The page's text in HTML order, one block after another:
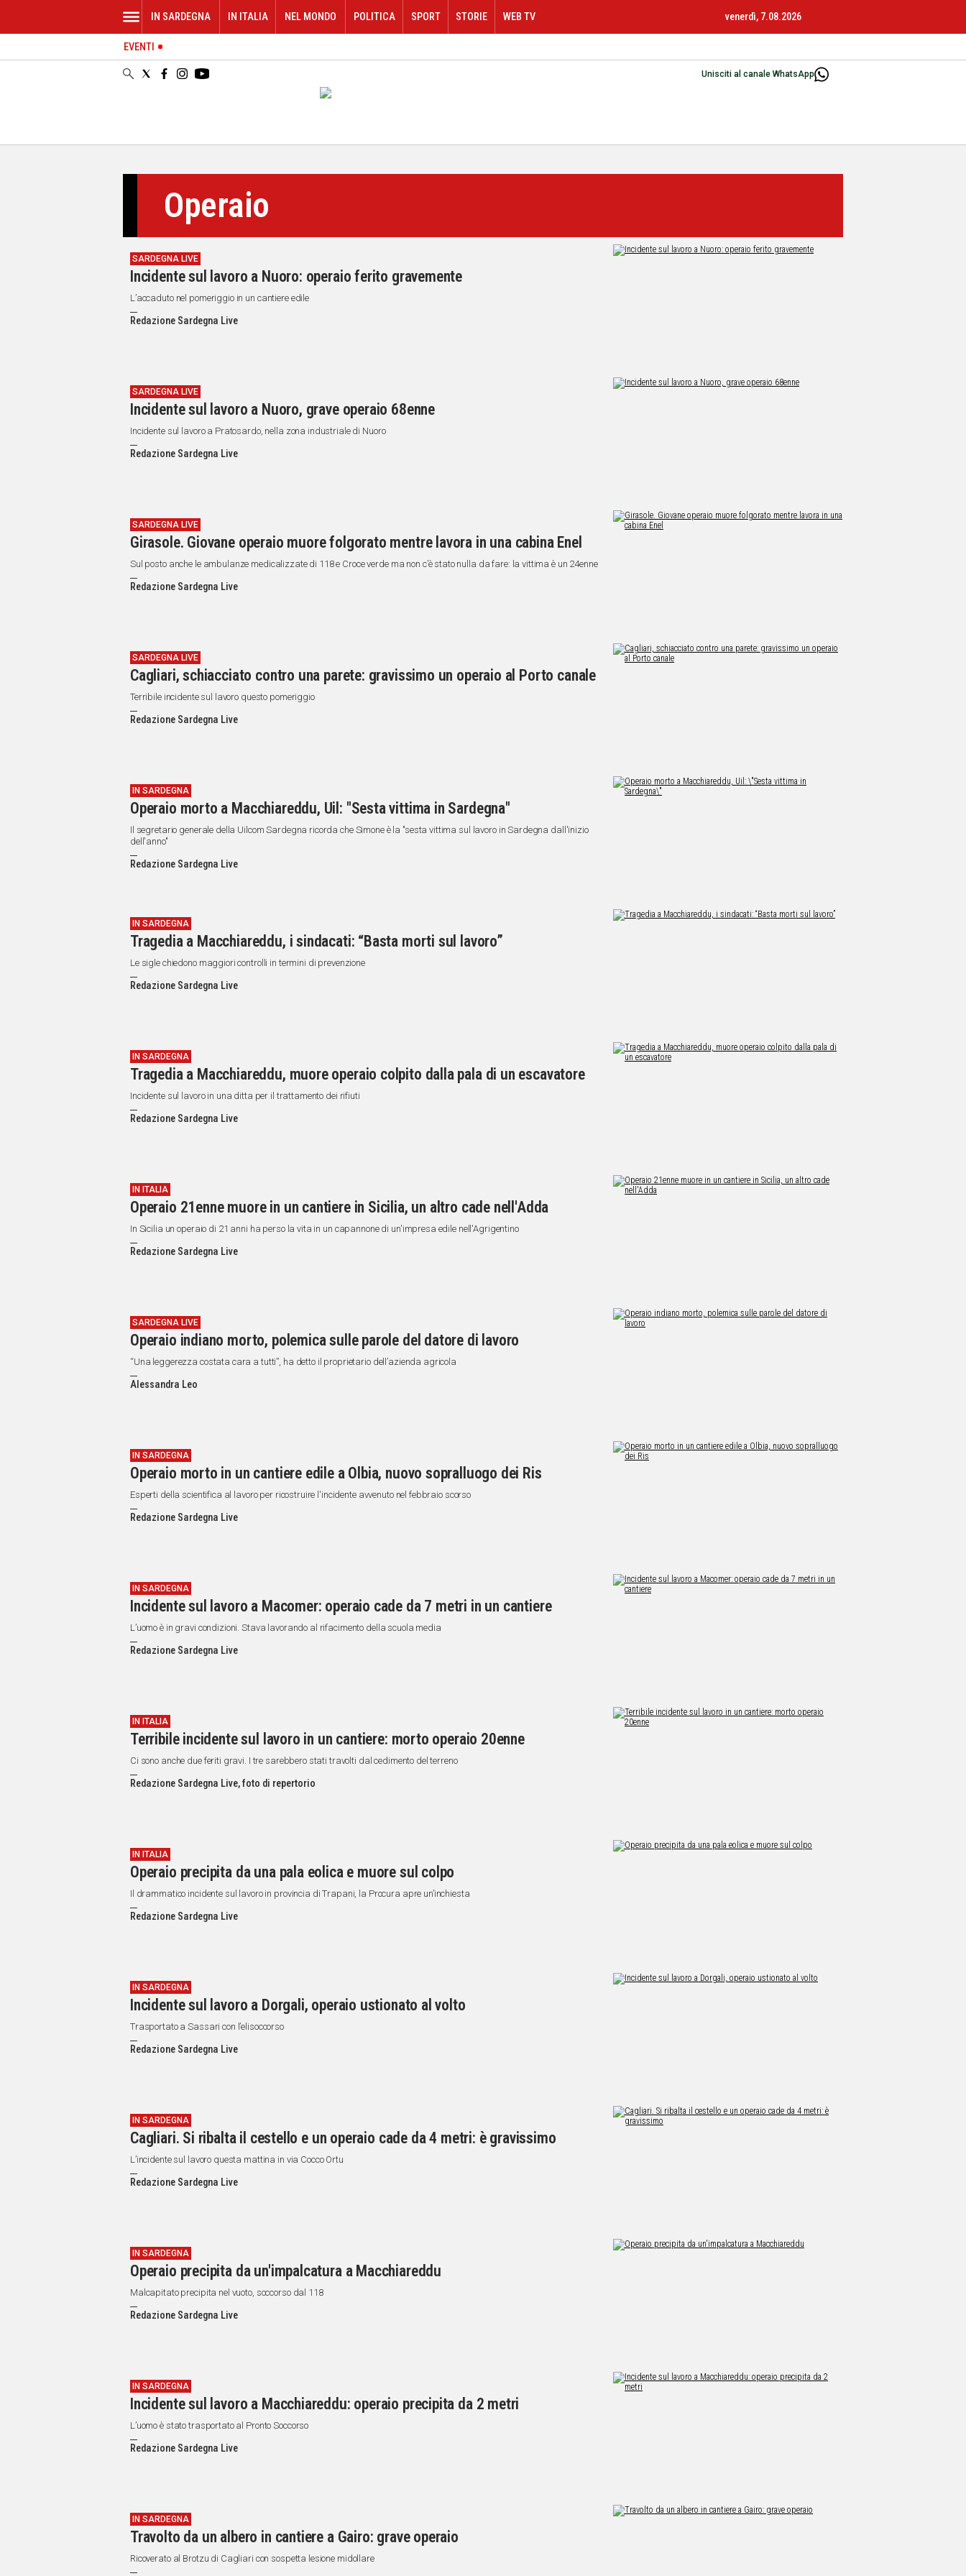
ORISTANO
Unisciti al canale WhatsApp
IN SARDEGNA IN ITALIA NEL MONDO POLITICA SPORT STORIE WEB TV venerdì, 7.08.2026
EVENTI
Operaio
SARDEGNA LIVE
Incidente sul lavoro a Nuoro: operaio ferito gravemente
L’accaduto nel pomeriggio in un cantiere edile
Redazione Sardegna Live
SARDEGNA LIVE
Incidente sul lavoro a Nuoro, grave operaio 68enne
Incidente sul lavoro a Pratosardo, nella zona industriale di Nuoro
Redazione Sardegna Live
SARDEGNA LIVE
Girasole. Giovane operaio muore folgorato mentre lavora in una cabina Enel
Sul posto anche le ambulanze medicalizzate di 118 e Croce verde ma non c’è stato nulla da fare: la vittima è un 24enne
Redazione Sardegna Live
SARDEGNA LIVE
Cagliari, schiacciato contro una parete: gravissimo un operaio al Porto canale
Terribile incidente sul lavoro questo pomeriggio
Redazione Sardegna Live
IN SARDEGNA
Operaio morto a Macchiareddu, Uil: "Sesta vittima in Sardegna"
Il segretario generale della Uilcom Sardegna ricorda che Simone è la "sesta vittima sul lavoro in Sardegna dall'inizio
dell'anno"
Redazione Sardegna Live
IN SARDEGNA
Tragedia a Macchiareddu, i sindacati: “Basta morti sul lavoro”
Le sigle chiedono maggiori controlli in termini di prevenzione
Redazione Sardegna Live
IN SARDEGNA
Tragedia a Macchiareddu, muore operaio colpito dalla pala di un escavatore
Incidente sul lavoro in una ditta per il trattamento dei rifiuti
Redazione Sardegna Live
IN ITALIA
Operaio 21enne muore in un cantiere in Sicilia, un altro cade nell'Adda
In Sicilia un operaio di 21 anni ha perso la vita in un capannone di un'impresa edile nell'Agrigentino
Redazione Sardegna Live
SARDEGNA LIVE
Operaio indiano morto, polemica sulle parole del datore di lavoro
“Una leggerezza costata cara a tutti”, ha detto il proprietario dell’azienda agricola
Alessandra Leo
IN SARDEGNA
Operaio morto in un cantiere edile a Olbia, nuovo sopralluogo dei Ris
Esperti della scientifica al lavoro per ricostruire l'incidente avvenuto nel febbraio scorso
Redazione Sardegna Live
IN SARDEGNA
Incidente sul lavoro a Macomer: operaio cade da 7 metri in un cantiere
L’uomo è in gravi condizioni. Stava lavorando al rifacimento della scuola media
Redazione Sardegna Live
IN ITALIA
Terribile incidente sul lavoro in un cantiere: morto operaio 20enne
Ci sono anche due feriti gravi. I tre sarebbero stati travolti dal cedimento del terreno
Redazione Sardegna Live, foto di repertorio
IN ITALIA
Operaio precipita da una pala eolica e muore sul colpo
Il drammatico incidente sul lavoro in provincia di Trapani, la Procura apre un’inchiesta
Redazione Sardegna Live
IN SARDEGNA
Incidente sul lavoro a Dorgali, operaio ustionato al volto
Trasportato a Sassari con l’elisoccorso
Redazione Sardegna Live
IN SARDEGNA
Cagliari. Si ribalta il cestello e un operaio cade da 4 metri: è gravissimo
L’incidente sul lavoro questa mattina in via Cocco Ortu
Redazione Sardegna Live
IN SARDEGNA
Operaio precipita da un'impalcatura a Macchiareddu
Malcapitato precipita nel vuoto, soccorso dal 118
Redazione Sardegna Live
IN SARDEGNA
Incidente sul lavoro a Macchiareddu: operaio precipita da 2 metri
L’uomo è stato trasportato al Pronto Soccorso
Redazione Sardegna Live
IN SARDEGNA
Travolto da un albero in cantiere a Gairo: grave operaio
Ricoverato al Brotzu di Cagliari con sospetta lesione midollare